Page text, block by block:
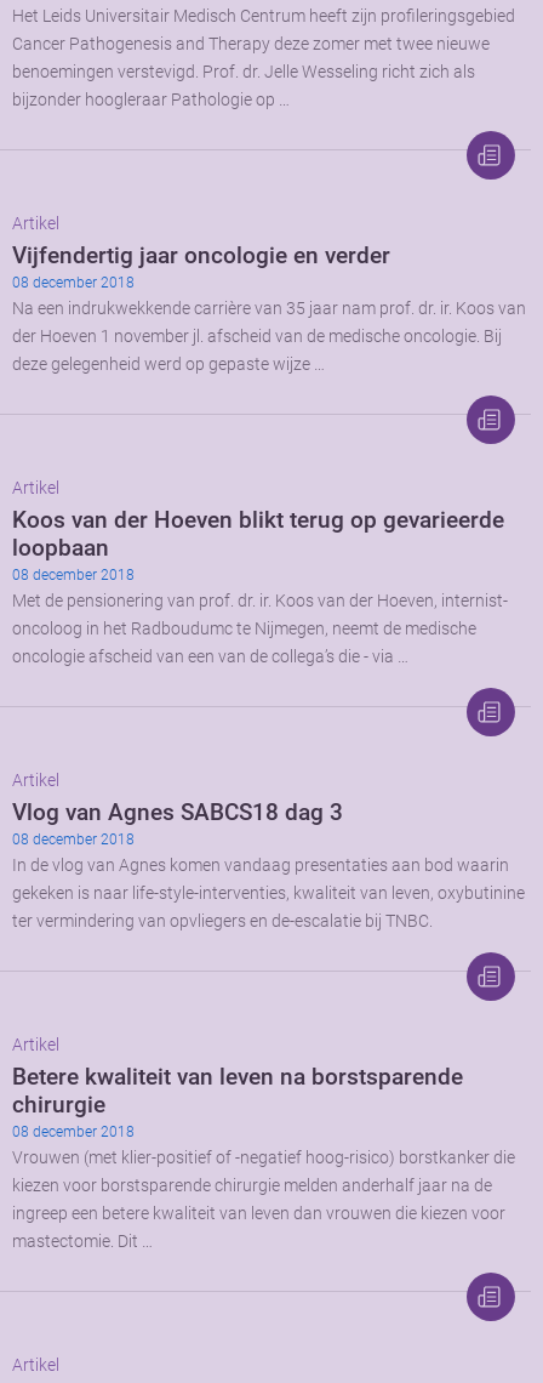
Het Leids Universitair Medisch Centrum heeft zijn profileringsgebied
Cancer Pathogenesis and Therapy deze zomer met twee nieuwe
benoemingen verstevigd. Prof. dr. Jelle Wesseling richt zich als
bijzonder hoogleraar Pathologie op …
Artikel
Vijfendertig jaar oncologie en verder
08 december 2018
Na een indrukwekkende carrière van 35 jaar nam prof. dr. ir. Koos van
der Hoeven 1 november jl. afscheid van de medische oncologie. Bij
deze gelegenheid werd op gepaste wijze …
Artikel
Koos van der Hoeven blikt terug op gevarieerde
loopbaan
08 december 2018
Met de pensionering van prof. dr. ir. Koos van der Hoeven, internist-
oncoloog in het Radboudumc te Nijmegen, neemt de medische
oncologie afscheid van een van de collega’s die - via …
Artikel
Vlog van Agnes SABCS18 dag 3
08 december 2018
In de vlog van Agnes komen vandaag presentaties aan bod waarin
gekeken is naar life-style-interventies, kwaliteit van leven, oxybutinine
ter vermindering van opvliegers en de-escalatie bij TNBC.
Artikel
Betere kwaliteit van leven na borstsparende
chirurgie
08 december 2018
Vrouwen (met klier-positief of -negatief hoog-risico) borstkanker die
kiezen voor borstsparende chirurgie melden anderhalf jaar na de
ingreep een betere kwaliteit van leven dan vrouwen die kiezen voor
mastectomie. Dit …
Artikel